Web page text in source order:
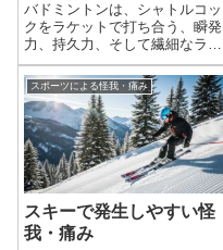
バドミントンは、シャトルコッ
クをラケットで打ち合う、瞬発
力、持久力、そして繊細なラケ
ットワークが求められるスポー
ツです。コート内を素早く動き
回り、ジャンプ、急停止、急加
速、そして繰り返し行われるス
マッシュやクリアなどのスイン
グ動作が全身に大...
スポーツによる怪我・痛み
スキーで発生しやすい怪
我・痛み